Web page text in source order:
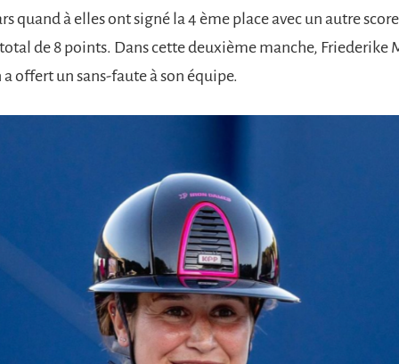
quand à elles ont signé la 4 ème place avec un autre
de 8 points. Dans cette deuxième manche, Friederike
offert un sans-faute à son équipe.